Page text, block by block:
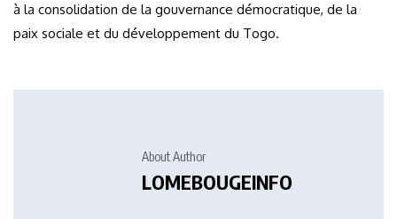
à la consolidation de la gouvernance démocratique, de la
paix sociale et du développement du Togo.
About Author
LOMEBOUGEINFO